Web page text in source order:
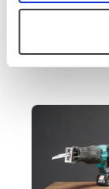
Meiltä